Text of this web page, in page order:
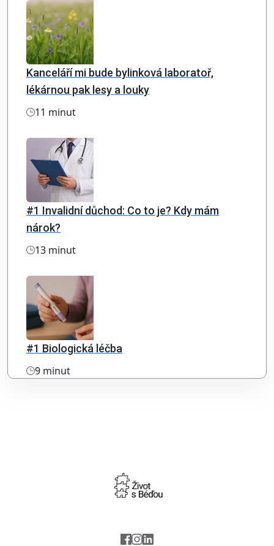
Kanceláří mi bude bylinková laboratoř,
lékárnou pak lesy a louky
11 minut
#1 Invalidní důchod: Co to je? Kdy mám
nárok?
13 minut
#1 Biologická léčba
9 minut